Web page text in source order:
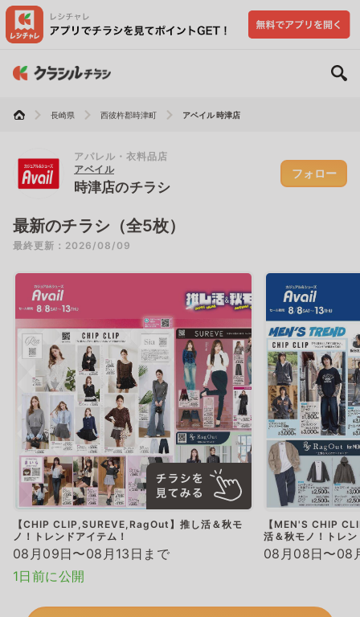
長崎県 西彼杵郡時津町 アベイル 時津店
アパレル・衣料品店
アベイル
時津店のチラシ
フォロー
最新のチラシ（全5枚）
最終更新：2026/08/09
【CHIP CLIP,SUREVE,RagOut】推し活＆秋モ
ノ！トレンドアイテム！
08月09日〜08月13日まで
1日前に公開
【MEN'S CHIP
活＆秋モノ！トレ
08月08日〜08